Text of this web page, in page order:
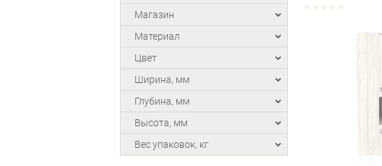
Магазин
Материал
Цвет
Ширина, мм
Глубина, мм
Высота, мм
Вес упаковок, кг